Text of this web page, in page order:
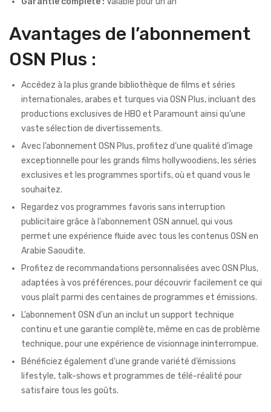
Avantages de l’abonnement
OSN Plus :
Accédez à la plus grande bibliothèque de films et séries
internationales, arabes et turques via OSN Plus, incluant des
productions exclusives de HBO et Paramount ainsi qu’une
vaste sélection de divertissements.
Avec l’abonnement OSN Plus, profitez d’une qualité d’image
exceptionnelle pour les grands films hollywoodiens, les séries
exclusives et les programmes sportifs, où et quand vous le
souhaitez.
Regardez vos programmes favoris sans interruption
publicitaire grâce à l’abonnement OSN annuel, qui vous
permet une expérience fluide avec tous les contenus OSN en
Arabie Saoudite.
Profitez de recommandations personnalisées avec OSN Plus,
adaptées à vos préférences, pour découvrir facilement ce qui
vous plaît parmi des centaines de programmes et émissions.
L’abonnement OSN d’un an inclut un support technique
continu et une garantie complète, même en cas de problème
technique, pour une expérience de visionnage ininterrompue.
Bénéficiez également d’une grande variété d’émissions
lifestyle, talk-shows et programmes de télé-réalité pour
satisfaire tous les goûts.